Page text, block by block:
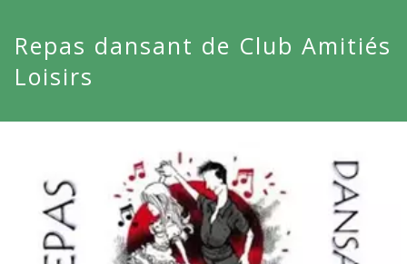
Repas dansant de Club Amitiés
Loisirs